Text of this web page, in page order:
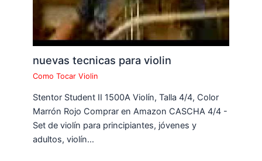
nuevas tecnicas para violin
Como Tocar Violin
Stentor Student II 1500A Violín, Talla 4/4, Color
Marrón Rojo Comprar en Amazon CASCHA 4/4 -
Set de violín para principiantes, jóvenes y
adultos, violín…